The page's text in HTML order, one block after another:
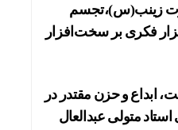
زینب(س)،تجسم
فکری بر سخت‌افزار
ابداع و حزن مقتدر در
استاد متولی عبدالعال